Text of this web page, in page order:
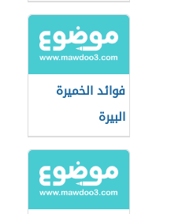
فوائد الخميرة
البيرة